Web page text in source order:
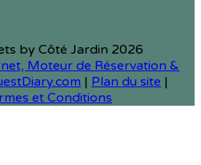
by Côté Jardin 2026
Moteur de Réservation &
| Plan du site |
et Conditions